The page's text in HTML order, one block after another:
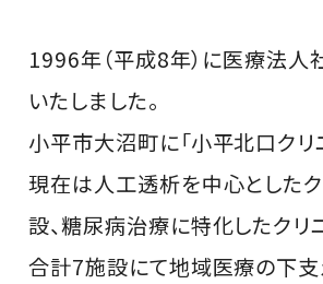
1996年（平成8年）に医療法
いたしました。
小平市大沼町に「小平北口クリ
現在は人工透析を中心とした
設、糖尿病治療に特化したクリ
合計7施設にて地域医療の下支